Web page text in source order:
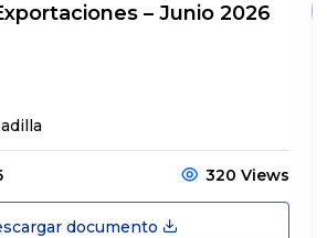
– Junio 2026
320 Views
documento